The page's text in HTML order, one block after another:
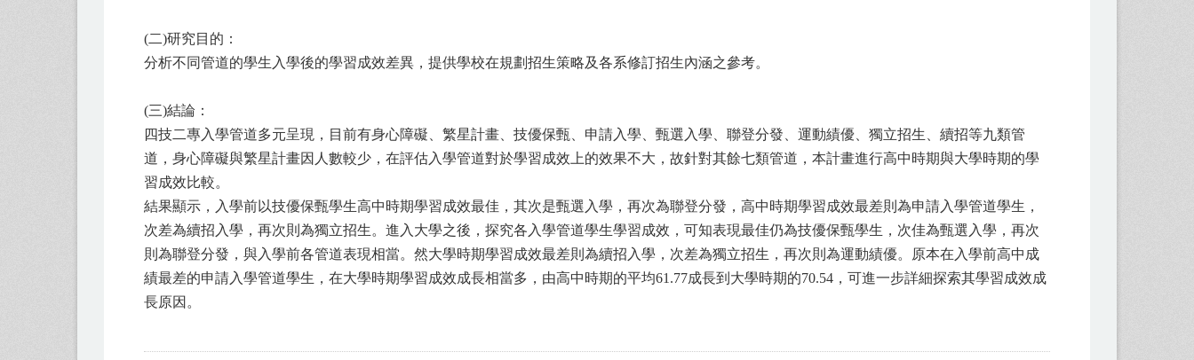
(二)研究目的：
分析不同管道的學生入學後的學習成效差異，提供學校在規劃招生策略及各系修訂招生內涵之參考。
(三)結論：
四技二專入學管道多元呈現，目前有身心障礙、繁星計畫、技優保甄、申請入學、甄選入學、聯登分發、運動績優、獨立招生、續招等九類管
道，身心障礙與繁星計畫因人數較少，在評估入學管道對於學習成效上的效果不大，故針對其餘七類管道，本計畫進行高中時期與大學時期的學
習成效比較。
結果顯示，入學前以技優保甄學生高中時期學習成效最佳，其次是甄選入學，再次為聯登分發，高中時期學習成效最差則為申請入學管道學生，
次差為續招入學，再次則為獨立招生。進入大學之後，探究各入學管道學生學習成效，可知表現最佳仍為技優保甄學生，次佳為甄選入學，再次
則為聯登分發，與入學前各管道表現相當。然大學時期學習成效最差則為續招入學，次差為獨立招生，再次則為運動績優。原本在入學前高中成
績最差的申請入學管道學生，在大學時期學習成效成長相當多，由高中時期的平均61.77成長到大學時期的70.54，可進一步詳細探索其學習成效成
長原因。